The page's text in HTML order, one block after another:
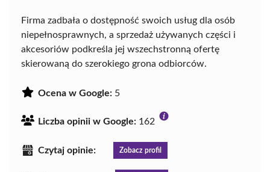
Firma zadbała o dostępność swoich usług dla osób
niepełnosprawnych, a sprzedaż używanych części i
akcesoriów podkreśla jej wszechstronną ofertę
skierowaną do szerokiego grona odbiorców.
Ocena w Google: 5
Liczba opinii w Google: 162
Czytaj opinie: Zobacz profil